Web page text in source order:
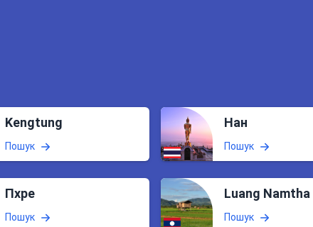
Kengtung
Пошук
Нан
Пошук
Пхре
Пошук
Luang Namtha
Пошук